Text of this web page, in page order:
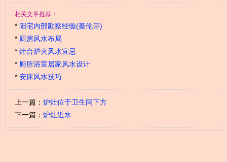
相关文章推荐：
* 阳宅内部勘察经验(秦伦诗)
* 厨房风水布局
* 灶台炉火风水宜忌
* 厕所浴室居家风水设计
* 安床风水技巧
上一篇： 炉灶位于卫生间下方
下一篇： 炉灶近水